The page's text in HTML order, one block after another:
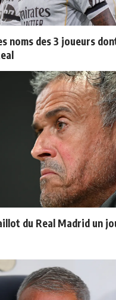
noms des 3 joueurs
du Real Madrid un